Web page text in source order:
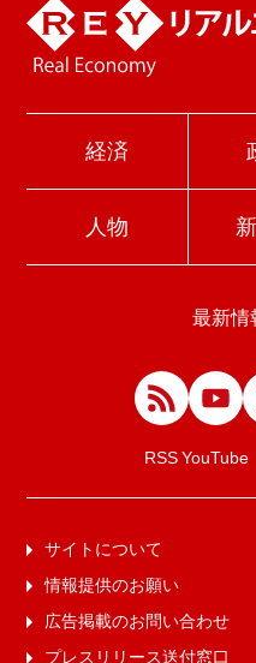
経済
人物
最新情
RSSYouTube
サイトについて
情報提供のお願い
広告掲載のお問い合わせ
プレスリリース送付窓口